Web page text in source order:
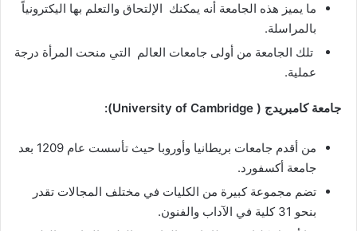
ما يميز هذه الجامعة أنه يمكنك الإلتحاق والتعلم بها اليكترونياً
بالمراسلة.
تلك الجامعة من أولى جامعات العالم التي منحت المرأة درجة
عملية.
جامعة كامبريدج ( University of Cambridge):
من أقدم جامعات بريطانيا وأوروبا حيث تأسست عام 1209 بعد
جامعة أكسفورد.
تضم مجموعة كبيرة من الكليات في مختلف المجالات تقدر
بنحو 31 كلية في الآداب والفنون.